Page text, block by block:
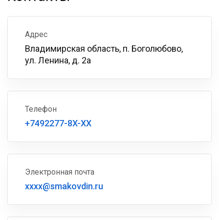
Адрес
Владимирская область, п. Боголюбово,
ул. Ленина, д. 2а
Телефон
+7492277-8X-XX
Электронная почта
xxxx@smakovdin.ru